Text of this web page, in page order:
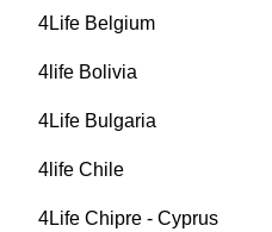
4Life Belgium
4life Bolivia
4Life Bulgaria
4life Chile
4Life Chipre - Cyprus